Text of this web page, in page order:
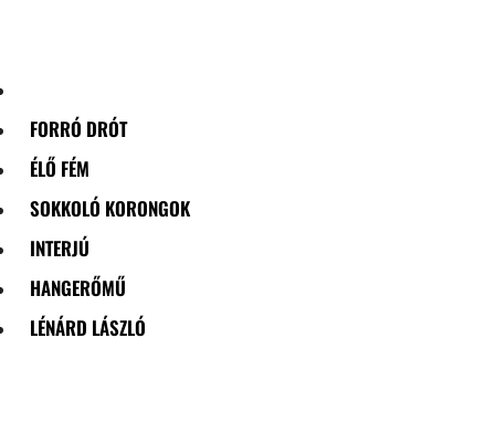
FORRÓ DRÓT
ÉLŐ FÉM
SOKKOLÓ KORONGOK
INTERJÚ
HANGERŐMŰ
LÉNÁRD LÁSZLÓ